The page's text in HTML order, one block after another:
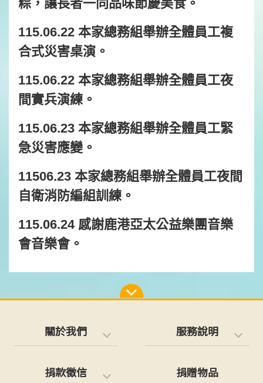
粽，讓長者一同品味節慶美食。
115.06.22 本家總務組舉辦全體員工複
合式災害桌演。
115.06.22 本家總務組舉辦全體員工夜
間實兵演練。
115.06.23 本家總務組舉辦全體員工緊
急災害應變。
11506.23 本家總務組舉辦全體員工夜間
自衛消防編組訓練。
115.06.24 感謝鹿港亞太公益樂團音樂
會音樂會。
關於我們 服務說明
捐款徵信 捐贈物品